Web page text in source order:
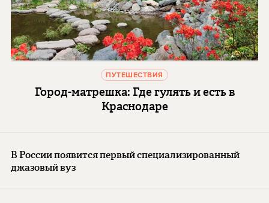
ПУТЕШЕСТВИЯ
Город-матрешка: Где гулять и есть в
Краснодаре
В России появится первый специализированный
джазовый вуз